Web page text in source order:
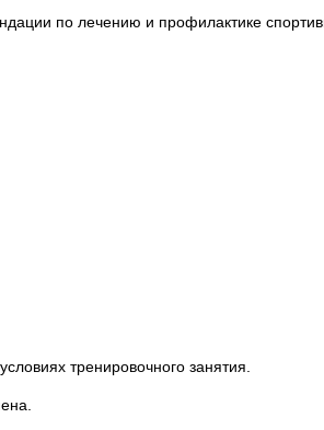
по лечению и профилактике
тренировочного занятия.